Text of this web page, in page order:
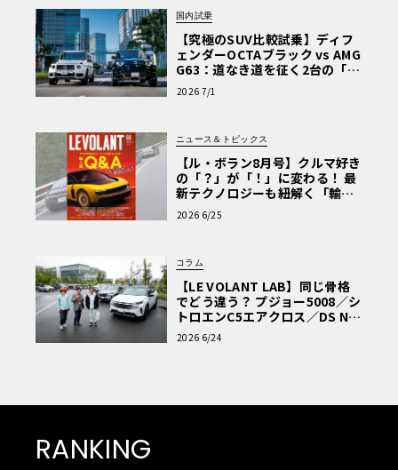
国内試乗
【究極のSUV比較試乗】ディフ
ェンダーOCTAブラック vs AMG
G63：道なき道を征く2台の「対
極的アプローチ」
2026 7/1
ニュース＆トピックス
【ル・ボラン8月号】クルマ好き
の「？」が「！」に変わる！ 最
新テクノロジーも紐解く「輸入
車Q&A」
2026 6/25
コラム
【LE VOLANT LAB】同じ骨格
でどう違う？ プジョー5008／シ
トロエンC5エアクロス／DS Nº4
読者一気乗りレポート
2026 6/24
RANKING